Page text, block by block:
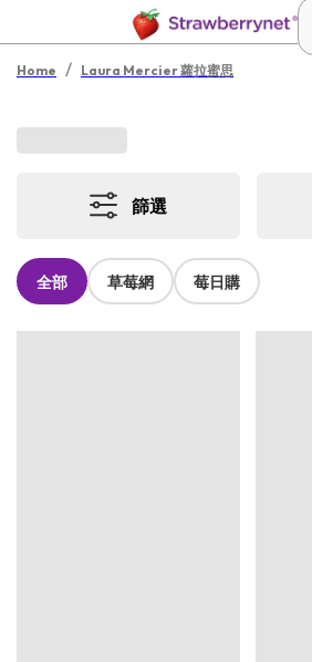
Home / Laura Mercier 蘿拉蜜思
篩選
全部 草莓網 莓日購